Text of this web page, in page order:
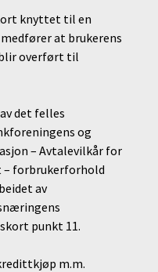
knyttet til en
at brukerens
overført til
det felles
og
– Avtalevilkår for
forbrukerforhold
av
punkt 11.
m.m.